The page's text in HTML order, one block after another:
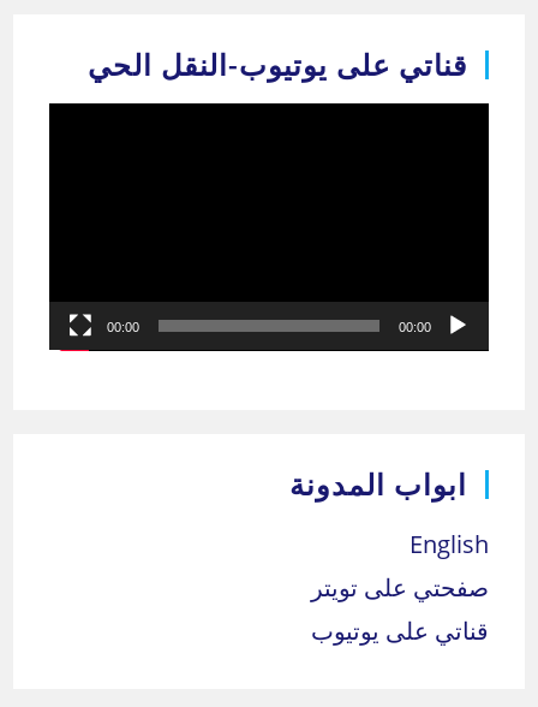
قناتي على يوتيوب-النقل الحي
00:00
00:00
ابواب المدونة
English
صفحتي على تويتر
قناتي على يوتيوب